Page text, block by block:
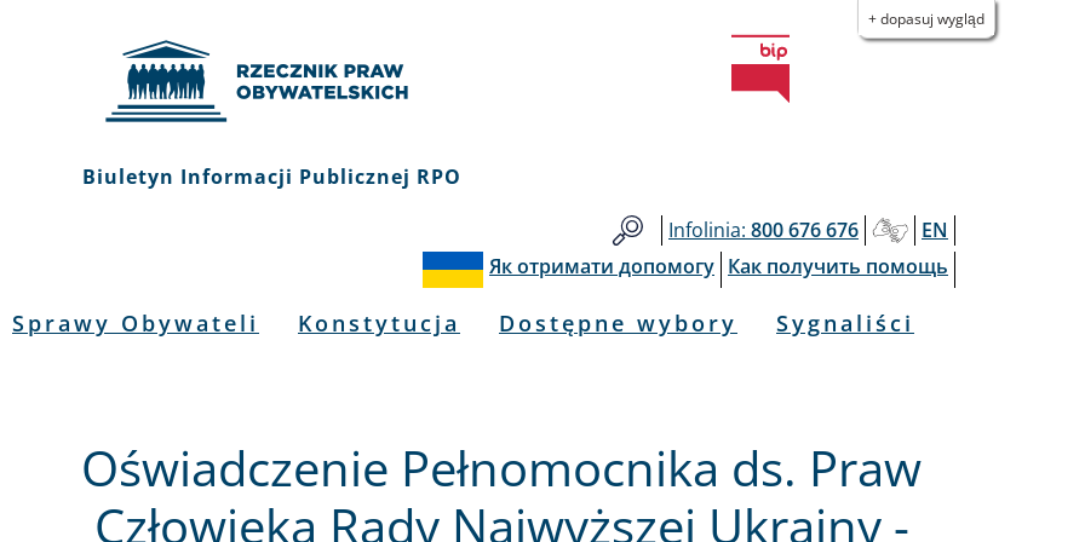
+ dopasuj wygląd
Biuletyn Informacji Publicznej RPO
Infolinia: 800 676 676
EN
Як отримати допомогу Как получить помощь
Sprawy Obywateli Konstytucja Dostępne wybory Sygnaliści
Oświadczenie Pełnomocnika ds. Praw
Człowieka Rady Najwyższej Ukrainy -